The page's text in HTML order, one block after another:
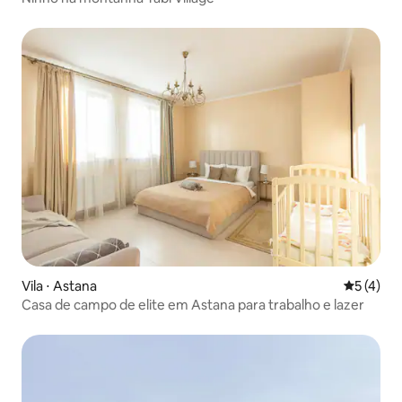
Vila ⋅ Astana 5 de
5 (4)
Casa de campo de elite em Astana para trabalho e lazer